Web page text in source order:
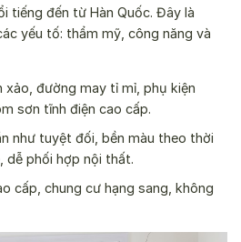
tiếng đến từ Hàn Quốc. Đây là
yếu tố: thẩm mỹ, công năng và
xảo, đường may tỉ mỉ, phụ kiện
sơn tĩnh điện cao cấp.
như tuyệt đối, bền màu theo thời
dễ phối hợp nội thất.
cấp, chung cư hạng sang, không